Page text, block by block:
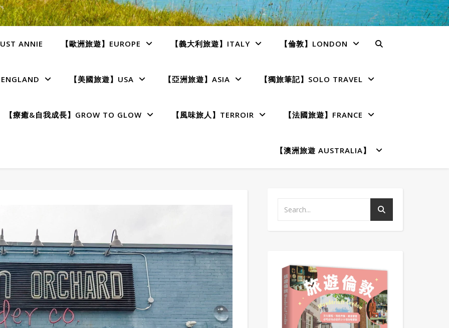
ANNIE 【歐洲旅遊】EUROPE 【義大利旅遊】ITALY 【倫敦】LONDON
ENGLAND 【美國旅遊】USA 【亞洲旅遊】ASIA 【獨旅筆記】SOLO TRAVEL
【療癒&自我成長】GROW TO GLOW 【風味旅人】TERROIR 【法國旅遊】FRANCE
【澳洲旅遊 AUSTRALIA】